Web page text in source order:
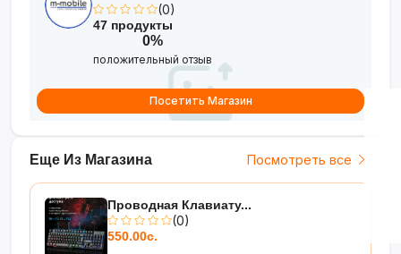
Еще Из Магазина Посмотреть все
Проводная Клавиату...
(0)
550.00с.
(0)
47 продукты
0%
положительный отзыв
Посетить Магазин